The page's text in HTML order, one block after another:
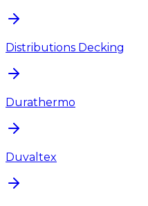
Distributions Decking
Durathermo
Duvaltex